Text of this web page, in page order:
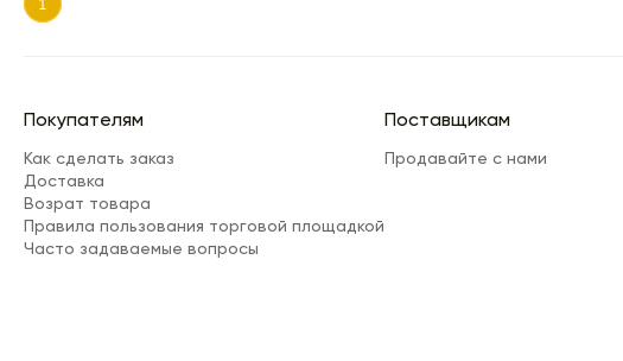
Покупателям
Как сделать заказ
Доставка
Возрат товара
Правила пользования торговой площадкой
Часто задаваемые вопросы
Поставщикам
Продавайте с нами